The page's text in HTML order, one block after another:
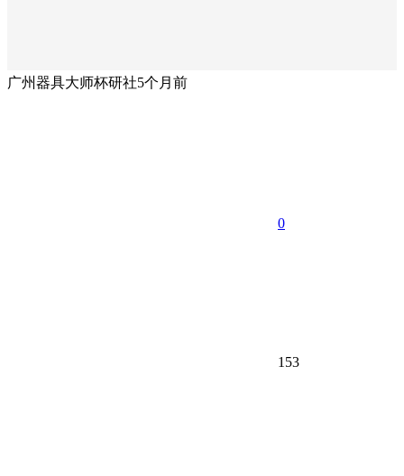
广州器具大师杯研社5个月前
0
153